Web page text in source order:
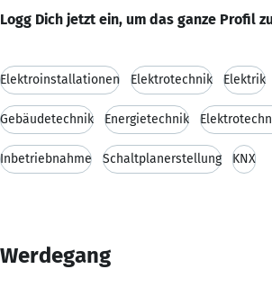
Logg Dich jetzt ein, um das ganze Profil
Elektroinstallationen Elektrotechnik Elektrik
Gebäudetechnik Energietechnik
Inbetriebnahme Schaltplanerstellung KNX
Werdegang